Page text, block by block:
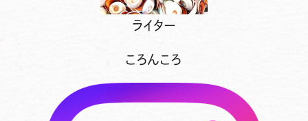
ライター
ころんころ